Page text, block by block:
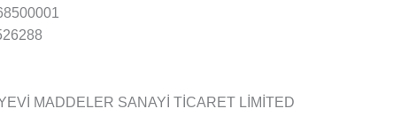
MADDELER SANAYİ TİCARET LİMİTED